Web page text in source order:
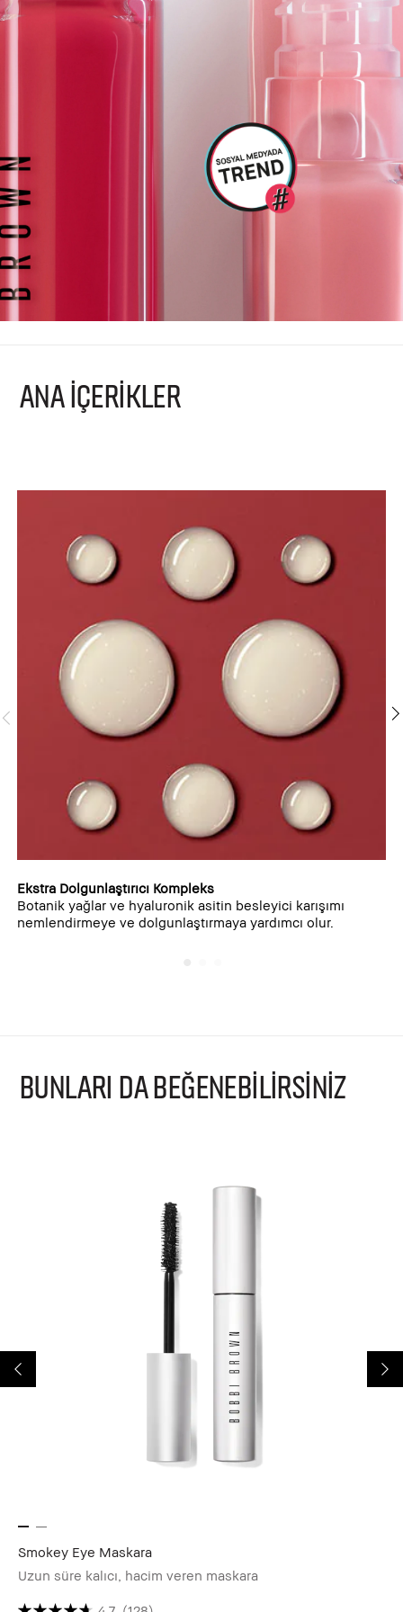
ANA İÇERİKLER
Ekstra Dolgunlaştırıcı Kompleks
Botanik yağlar ve hyaluronik asitin besleyici karışımı
nemlendirmeye ve dolgunlaştırmaya yardımcı olur.
BUNLARI DA BEĞENEBİLİRSİNİZ
Smokey Eye Maskara
Uzun süre kalıcı, hacim veren maskara